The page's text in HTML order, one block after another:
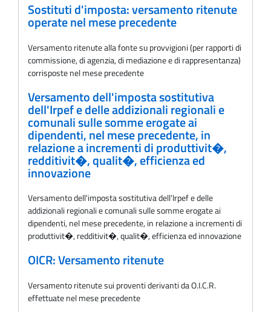
Sostituti d'imposta: versamento ritenute
operate nel mese precedente
Versamento ritenute alla fonte su provvigioni (per rapporti di
commissione, di agenzia, di mediazione e di rappresentanza)
corrisposte nel mese precedente
Versamento dell'imposta sostitutiva
dell'Irpef e delle addizionali regionali e
comunali sulle somme erogate ai
dipendenti, nel mese precedente, in
relazione a incrementi di produttivit�,
redditivit�, qualit�, efficienza ed
innovazione
Versamento dell'imposta sostitutiva dell'Irpef e delle
addizionali regionali e comunali sulle somme erogate ai
dipendenti, nel mese precedente, in relazione a incrementi di
produttivit�, redditivit�, qualit�, efficienza ed innovazione
OICR: Versamento ritenute
Versamento ritenute sui proventi derivanti da O.I.C.R.
effettuate nel mese precedente